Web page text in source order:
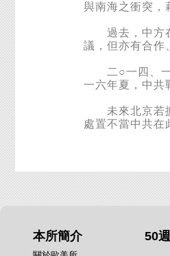
與南海之衝突，
過去，中方在
議，但亦有合作
二○一四、一
一六年夏，中共
未來北京若擴
處置不當中共在
本所簡介 50